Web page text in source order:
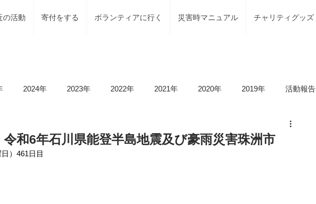
の活動 寄付をする ボランティアに行く 災害時マニュアル チャリティグッズ
2024年 2023年 2022年 2021年 2020年 2019年 活動報告
載情報
等）
和6年石川県能登半島地震及び豪雨災害珠洲市
）461日目